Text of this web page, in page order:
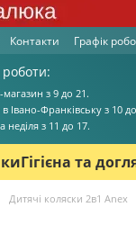
Контакти Графік
роботи:
магазин з 9 до 21.
Івано-Франківську з 10
неділя з 11 до 17.
Гігієна та
Дитячі коляски 2в1 Anex